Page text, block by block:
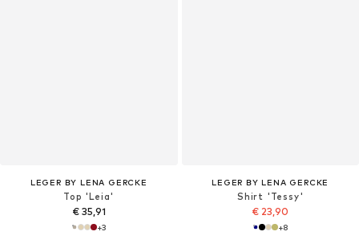
LEGER BY LENA GERCKE
Top 'Leia'
€ 35,91
+3
LEGER BY LENA GERCKE
Shirt 'Tessy'
€ 23,90
+8